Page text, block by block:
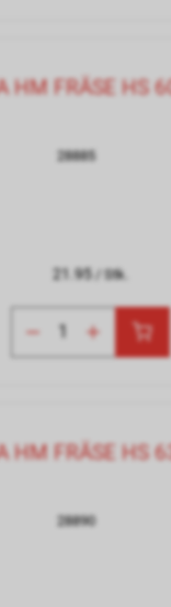
HM FRÄSE HS
28885
21.95/ Stk.
HM FRÄSE HS
28890